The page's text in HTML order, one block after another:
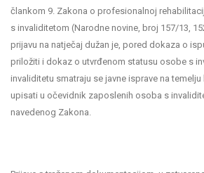
člankom 9. Zakona o profesionalnoj
s invaliditetom (Narodne novine, broj 157/13,
prijavu na natječaj dužan je, pored dokaza o
priložiti i dokaz o utvrđenom statusu osobe s
invaliditetu smatraju se javne isprave na
upisati u očevidnik zaposlenih osoba s
navedenog Zakona.